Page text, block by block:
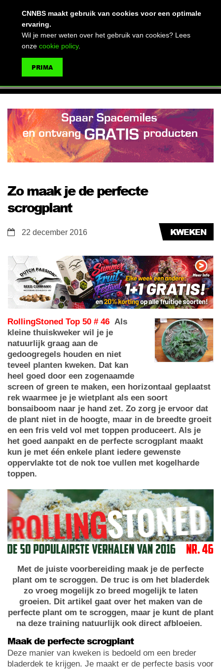
Zo maak je de perfecte
scrogplant
KWEKEN
22 december 2016
RollingStoned Top 50 # 46 Als
kleine thuiskweker wil je je
natuurlijk graag aan de
gedoogregels houden en niet
teveel planten kweken. Dat kan
heel goed door een zogenaamde
screen of green te maken, een horizontaal geplaatst
rek waarmee je je wietplant als een soort
bonsaiboom naar je hand zet. Zo zorg je ervoor dat
de plant niet in de hoogte, maar in de breedte groeit
en een fris veld vol met toppen produceert. Als je
het goed aanpakt en de perfecte scrogplant maakt
kun je met één enkele plant iedere gewenste
oppervlakte tot de nok toe vullen met kogelharde
toppen.
Met de juiste voorbereiding maak je de perfecte
plant om te scroggen. De truc is om het bladerdek
zo vroeg mogelijk zo breed mogelijk te laten
groeien. Dit artikel gaat over het maken van de
perfecte plant om te scroggen, maar je kunt de plant
na deze training natuurlijk ook direct afbloeien.
Maak de perfecte scrogplant
Deze manier van kweken is bedoeld om een breder
bladerdek te krijgen. Je maakt er de perfecte basis voor
CNNBS maakt gebruik van cookies voor een optimale
ervaring.
Wil je meer weten over het gebruik van cookies? Lees
onze cookie policy.
PRIMA